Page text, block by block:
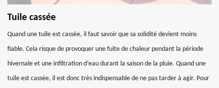
Tuile cassée
Quand une tuile est cassée, il faut savoir que sa solidité devient moins
fiable. Cela risque de provoquer une fuite de chaleur pendant la période
hivernale et une infiltration d’eau durant la saison de la pluie. Quand une
tuile est cassée, il est donc très indispensable de ne pas tarder à agir. Pour